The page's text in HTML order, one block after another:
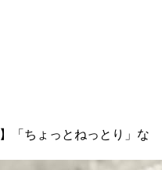
「ちょっとねっとり」な